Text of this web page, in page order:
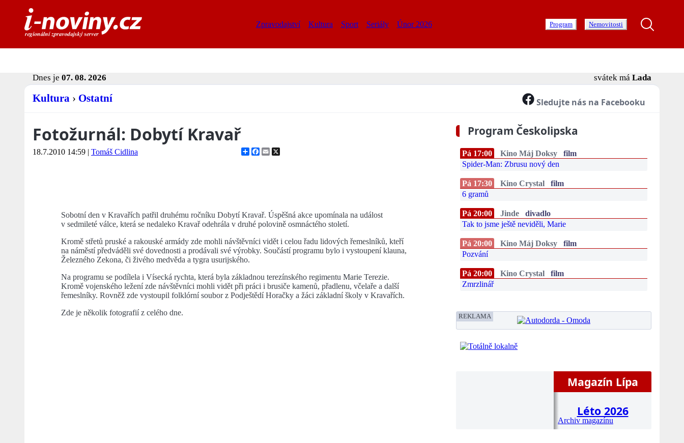
Zpravodajství Kultura Sport Seriály Únor 2026 Program Nemovitosti
Dnes je 07. 08. 2026 svátek má Lada
Kultura › Ostatní Sledujte nás na Facebooku
Fotožurnál: Dobytí Kravař
18.7.2010 14:59 | Tomáš Cidlina ShareFacebook
Email
Sobotní den v Kravařích patřil druhému ročníku Dobytí Kravař. Úspěšná akce upomínala na událost
v sedmileté válce, která se nedaleko Kravař odehrála v druhé polovině osmnáctého století.
Kromě střetů pruské a rakouské armády zde mohli návštěvníci vidět i celou řadu lidových řemeslníků, kteří
na náměstí předváděli své dovednosti a prodávali své výrobky. Součástí programu bylo i vystoupení klauna,
Železného Zekona, či živého medvěda a tygra usurijského.
Na programu se podílela i Vísecká rychta, která byla základnou terezínského regimentu Marie Terezie.
Kromě vojenského ležení zde návštěvníci mohli vidět při práci i brusiče kamenů, přadlenu, včelaře a další
řemeslníky. Rovněž zde vystoupil folklórní soubor z Podještědí Horačky a žáci základní školy v Kravařích.
Zde je několik fotografií z celého dne.
Program Českolipska
Pá 17:00 Kino Máj Doksy
film
Spider-Man: Zbrusu nový den
Pá 17:30 Kino Crystal
film
6 gramů
Pá 20:00 Jinde
divadlo
Tak to jsme ještě neviděli, Marie
Pá 20:00 Kino Máj Doksy
film
Pozvání
Pá 20:00 Kino Crystal
film
Zmrzlinář
REKLAMA
Magazín Lípa
Léto 2026
Archiv magazínu